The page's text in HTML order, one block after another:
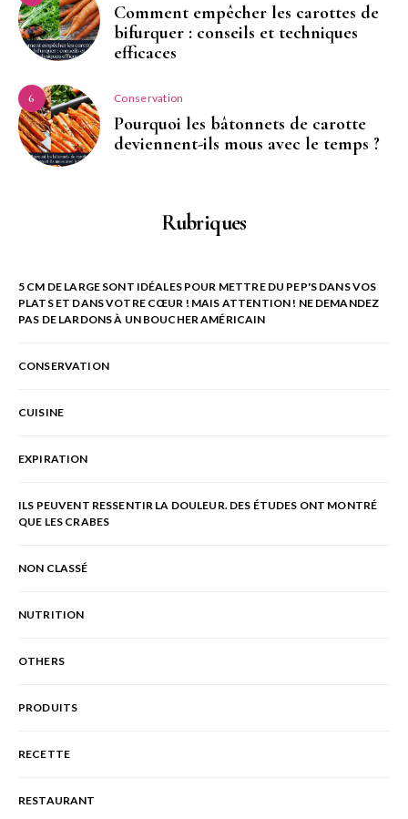
Comment empêcher les carottes de
bifurquer : conseils et techniques
efficaces
6 Conservation
Pourquoi les bâtonnets de carotte
deviennent-ils mous avec le temps ?
Rubriques
5 CM DE LARGE SONT IDÉALES POUR METTRE DU PEP'S DANS VOS
PLATS ET DANS VOTRE CŒUR ! MAIS ATTENTION ! NE DEMANDEZ
PAS DE LARDONS À UN BOUCHER AMÉRICAIN
CONSERVATION
CUISINE
EXPIRATION
ILS PEUVENT RESSENTIR LA DOULEUR. DES ÉTUDES ONT MONTRÉ
QUE LES CRABES
NON CLASSÉ
NUTRITION
OTHERS
PRODUITS
RECETTE
RESTAURANT